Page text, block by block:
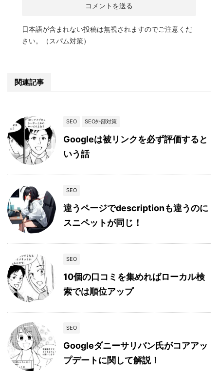
日本語が含まれない投稿は無視されますのでご注意くだ
さい。（スパム対策）
関連記事
SEO SEO外部対策
Googleは被リンクを必ず評価すると
いう話
SEO
違うページでdescriptionも違うのに
スニペットが同じ！
SEO
10個の口コミを集めればローカル検
索では順位アップ
SEO
Googleダニーサリバン氏がコアアッ
プデートに関して解説！